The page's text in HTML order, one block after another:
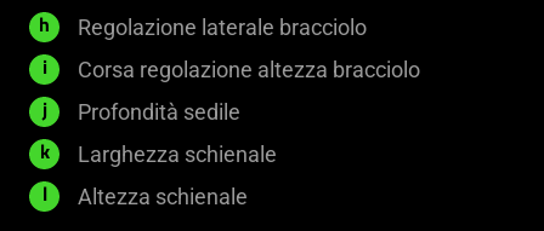
millimetri
h Regolazione laterale bracciolo25
millimetri
i Corsa regolazione altezza bracciolo125
j Profondità sedile
millimetri
k Larghezza schienale
Altezza schienale